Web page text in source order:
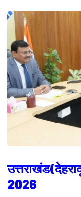
2026